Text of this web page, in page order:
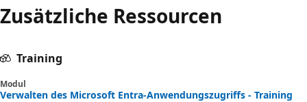
Zusätzliche Ressourcen
Training
Modul
Verwalten des Microsoft Entra-Anwendungszugriffs - Training